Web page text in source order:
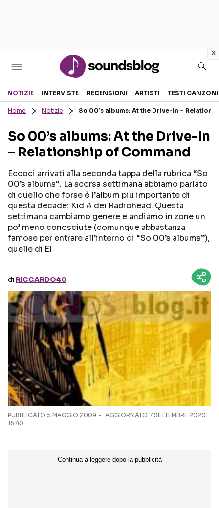
x
Sezioni
RECENSIONI MUSICALI
INTERVISTE
GOSSIP E CURIOSITÀ
TESTI CANZONI
TOUR ED EVENTI
TALENT SHOW
Seguici sui social
NOTIZIE INTERVISTE RECENSIONI ARTISTI TESTI CANZONI
Home Notizie So 00’s albums: At the Drive-In –
So 00’s albums: At the Drive-In
– Relationship of Command
Eccoci arrivati alla seconda tappa della rubrica “So
00’s albums“. La scorsa settimana abbiamo parlato
di quello che forse è l’album più importante di
questa decade: Kid A dei Radiohead. Questa
settimana cambiamo genere e andiamo in zone un
po’ meno conosciute (comunque abbastanza
famose per entrare all’interno di “So 00’s albums”),
quelle di El
di RICCARDO40
PUBBLICATO 5 MAGGIO 2009
AGGIORNATO 7 SETTEMBRE 2020
16:40